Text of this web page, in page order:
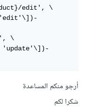
edit', \
\
'update'\])-
أرجو منكم المساعدة
شكرا لكم